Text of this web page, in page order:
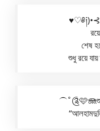
শেষ
শুধু রয়ে
⏜˚༊🩷🪼শুধু